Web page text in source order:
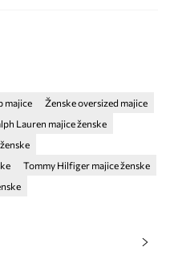
majice
Ženske oversized majice
Lauren majice ženske
Tommy Hilfiger majice ženske